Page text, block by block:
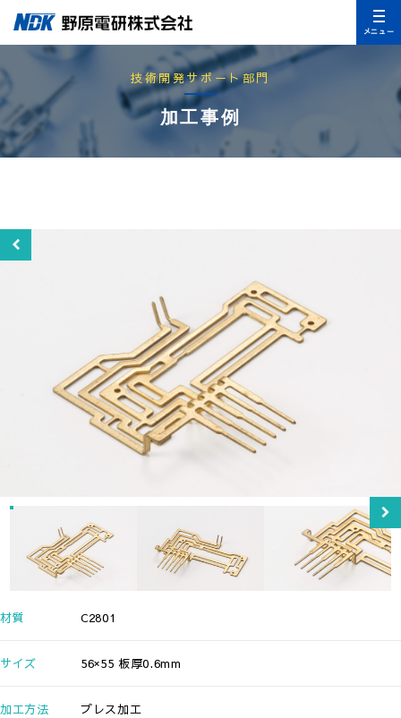
メニュー
技術開発サポート部門
加工事例
材質 C2801
サイズ 56×55 板厚0.6mm
加工方法 プレス加工